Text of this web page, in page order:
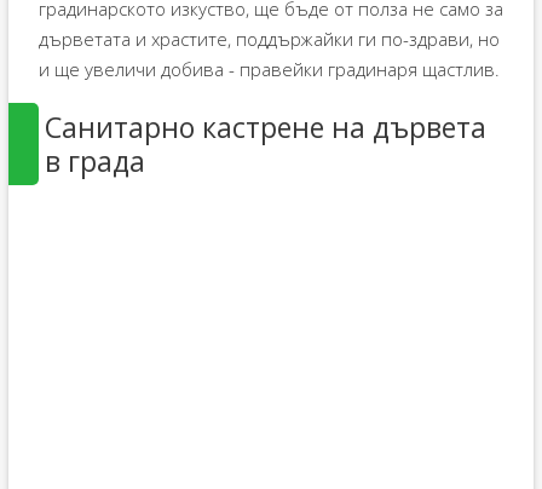
градинарското изкуство, ще бъде от полза не само за
дърветата и храстите, поддържайки ги по-здрави, но
и ще увеличи добива - правейки градинаря щастлив.
Санитарно кастрене на дървета
в града